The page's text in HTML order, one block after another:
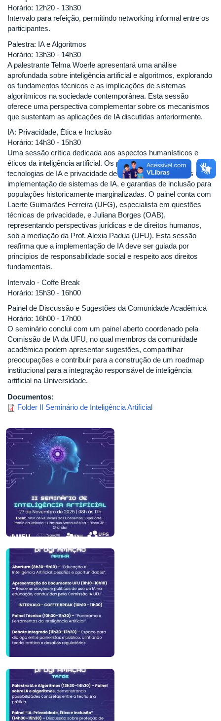
Horário: 12h20 - 13h30
Intervalo para refeição, permitindo networking informal entre os
participantes.
Palestra: IA e Algoritmos
Horário: 13h30 - 14h30
A palestrante Telma Woerle apresentará uma análise
aprofundada sobre inteligência artificial e algoritmos, explorando
os fundamentos técnicos e as implicações de sistemas
algorítmicos na sociedade contemporânea. Esta sessão
oferece uma perspectiva complementar sobre os mecanismos
que sustentam as aplicações de IA discutidas anteriormente.
IA: Privacidade, Ética e Inclusão
Horário: 14h30 - 15h30
Uma sessão crítica dedicada aos aspectos humanísticos e
éticos da inteligência artificial. Os painelistas abordarão
tecnologias de IA e privacidade de dados, questões éticas na
implementação de sistemas de IA, e garantias de inclusão para
populações historicamente marginalizadas. O painel conta com
Laerte Guimarães Ferreira (UFG), especialista em questões
técnicas de privacidade, e Juliana Borges (OAB),
representando perspectivas jurídicas e de direitos humanos,
sob a mediação da Prof. Alexia Padua (UFU). Esta sessão
reafirma que a implementação de IA deve ser guiada por
princípios de responsabilidade social e respeito aos direitos
fundamentais.
Intervalo - Coffe Break
Horário: 15h30 - 16h00
Painel de Discussão e Sugestões da Comunidade Acadêmica
Horário: 16h00 - 17h00
O seminário conclui com um painel aberto coordenado pela
Comissão de IA da UFU, no qual membros da comunidade
acadêmica podem apresentar sugestões, compartilhar
preocupações e contribuir para a construção de um roadmap
institucional para a integração responsável de inteligência
artificial na Universidade.
Documentos:
Folder II Seminário de Inteligência Artificial